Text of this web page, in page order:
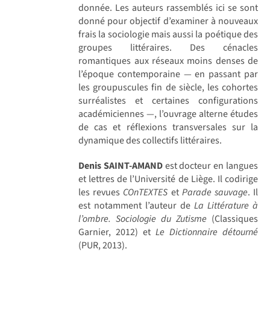
donnée. Les auteurs rassemblés ici se sont
donné pour objectif d’examiner à nouveaux
frais la sociologie mais aussi la poétique des
groupes littéraires. Des cénacles
romantiques aux réseaux moins denses de
l’époque contemporaine — en passant par
les groupuscules fin de siècle, les cohortes
surréalistes et certaines configurations
académiciennes —, l’ouvrage alterne études
de cas et réflexions transversales sur la
dynamique des collectifs littéraires.
Denis SAINT-AMANDest docteur en langues
et lettres de l’Université de Liège. Il codirige
les revues COnTEXTES et Parade sauvage. Il
est notamment l’auteur deLa Littérature à
l’ombre. Sociologie du Zutisme (Classiques
Garnier, 2012) etLe Dictionnaire détourné
(PUR, 2013).